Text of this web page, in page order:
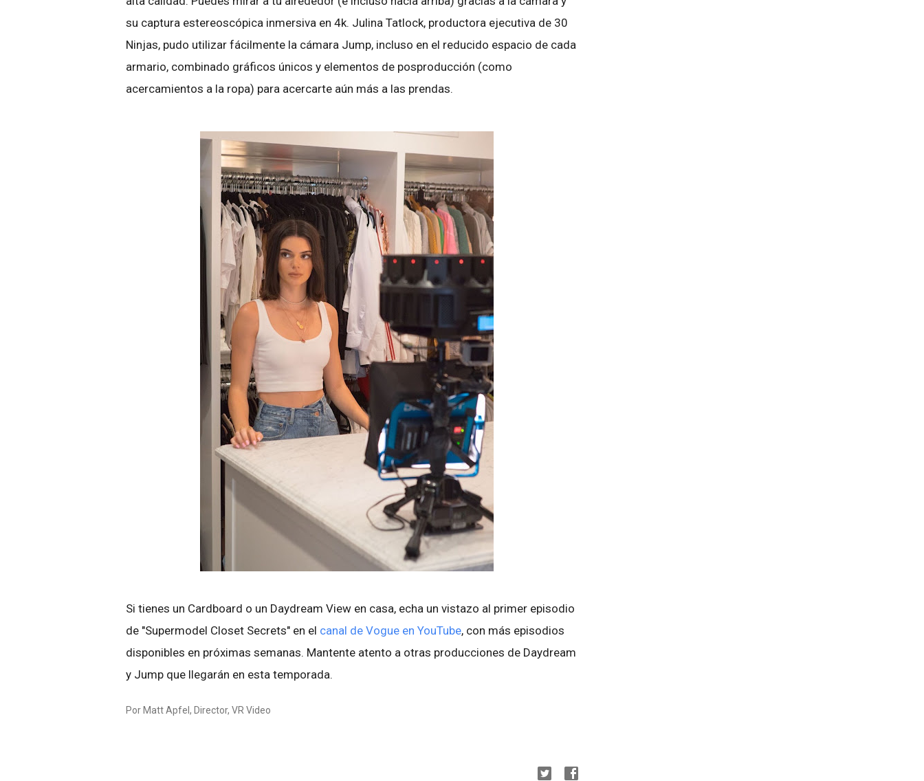
su captura estereoscópica inmersiva en 4k. Julina Tatlock, productora ejecutiva de 30
Ninjas, pudo utilizar fácilmente la cámara Jump, incluso en el reducido espacio de cada
armario, combinado gráficos únicos y elementos de posproducción (como
acercamientos a la ropa) para acercarte aún más a las prendas.
Si tienes un Cardboard o un Daydream View en casa, echa un vistazo al primer episodio
de "Supermodel Closet Secrets" en el canal de Vogue en YouTube, con más episodios
disponibles en próximas semanas. Mantente atento a otras producciones de Daydream
y Jump que llegarán en esta temporada.
Por Matt Apfel, Director, VR Video